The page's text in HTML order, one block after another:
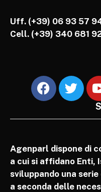
Uff. (+39) 06 93 57
Cell. (+39) 340 681
Agenparl dispone di
a cui si affidano Enti,
sviluppando una
a seconda delle